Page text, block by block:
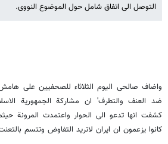
التوصل الی اتفاق شامل حول الموضوع النووی.
واضاف صالحی الیوم الثلاثاء للصحفیین علی هامش
ضد العنف والتطرف' ان مشارکة الجمهوریة
کشفت انها تدعو الی الحوار واعتمدت المرونة
کانوا یزعمون ان ایران لاترید التفاوض وتتسم